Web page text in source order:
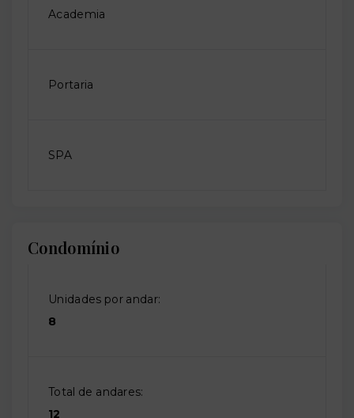
Academia
Portaria
SPA
Condomínio
Unidades por andar:
8
Total de andares:
12